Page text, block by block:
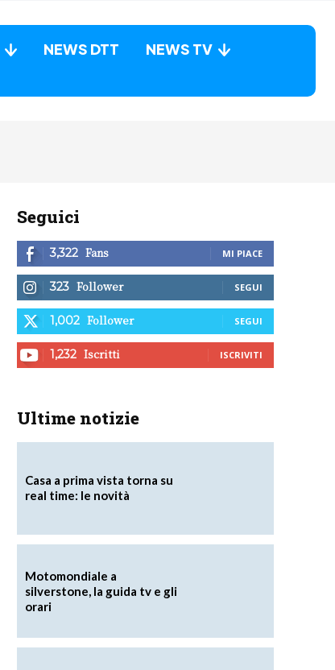
NEWS DTT
NEWS TV
Seguici
3,322 Fans MI PIACE
323 Follower SEGUI
1,002 Follower SEGUI
1,232 Iscritti ISCRIVITI
Ultime notizie
Casa a prima vista torna su
real time: le novità
Motomondiale a
silverstone, la guida tv e gli
orari